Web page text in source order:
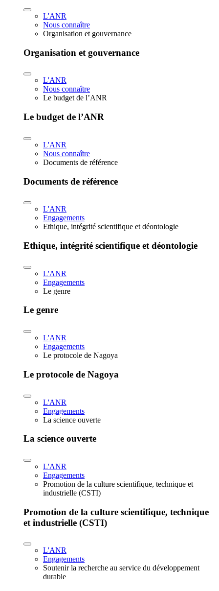
L'ANR
Nous connaître
Organisation et gouvernance
Organisation et gouvernance
L'ANR
Nous connaître
Le budget de l’ANR
Le budget de l’ANR
L'ANR
Nous connaître
Documents de référence
Documents de référence
L'ANR
Engagements
Ethique, intégrité scientifique et déontologie
Ethique, intégrité scientifique et déontologie
L'ANR
Engagements
Le genre
Le genre
L'ANR
Engagements
Le protocole de Nagoya
Le protocole de Nagoya
L'ANR
Engagements
La science ouverte
La science ouverte
L'ANR
Engagements
Promotion de la culture scientifique, technique et
industrielle (CSTI)
Promotion de la culture scientifique, technique
et industrielle (CSTI)
L'ANR
Engagements
Soutenir la recherche au service du développement
durable